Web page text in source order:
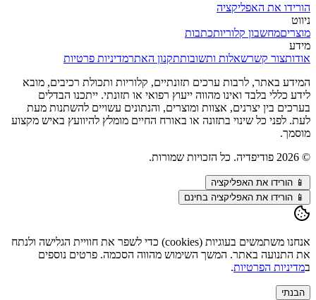
הורידו את האפליקציה
ניווט
מוצריםמחשבון קלוריותכתבות
מידע
אודותצור קשרשאלות ותשובותתקנון האתרמדיניות פרטיות
המידע באתר, לרבות ערכים תזונתיים, קלוריות ותכולת רכיבים, מובא
לידע כללי בלבד ואינו מהווה ייעוץ רפואי או תזונתי. ייתכנו הבדלים
בערכים בין יצרנים, אצוות ומוצרים, והנתונים עשויים להשתנות מעת
לעת. לפני כל שינוי בתזונה או באורח החיים מומלץ להיוועץ באיש מקצוע
מוסמך.
©
2026 פודיפדיה. כל הזכויות שמורות.
📱 הורידו את האפליקציה
📱 הורידו את האפליקציה בחינם
אנחנו משתמשים בעוגיות (cookies) כדי לשפר את חוויית הגלישה ולנתח
את התנועה באתר. המשך השימוש מהווה הסכמה. פרטים נוספים
במדיניות הפרטיות.
הבנתי